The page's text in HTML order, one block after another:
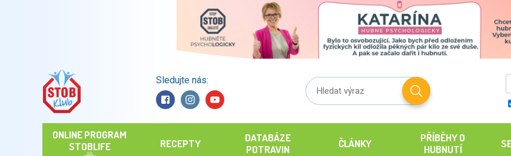
Sledujte nás:
ONLINE PROGRAM
STOBLIFE
RECEPTY
DATABÁZE
POTRAVIN
ČLÁNKY
PŘÍBĚHY O
HUBNUTÍ